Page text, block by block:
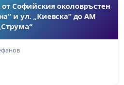
Софийския околовръстен
и ул. „Киевска“ до АМ
„Струма“